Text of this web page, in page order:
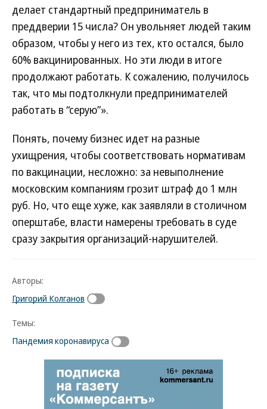
делает стандартный предприниматель в
преддверии 15 числа? Он увольняет людей таким
образом, чтобы у него из тех, кто остался, было
60% вакцинированных. Но эти люди в итоге
продолжают работать. К сожалению, получилось
так, что мы подтолкнули предпринимателей
работать в “серую”».
Понять, почему бизнес идет на разные
ухищрения, чтобы соответствовать нормативам
по вакцинации, несложно: за невыполнение
московским компаниям грозит штраф до 1 млн
руб. Но, что еще хуже, как заявляли в столичном
оперштабе, власти намерены требовать в суде
сразу закрытия организаций-нарушителей.
Авторы:
Григорий Колганов
Темы:
Пандемия коронавируса